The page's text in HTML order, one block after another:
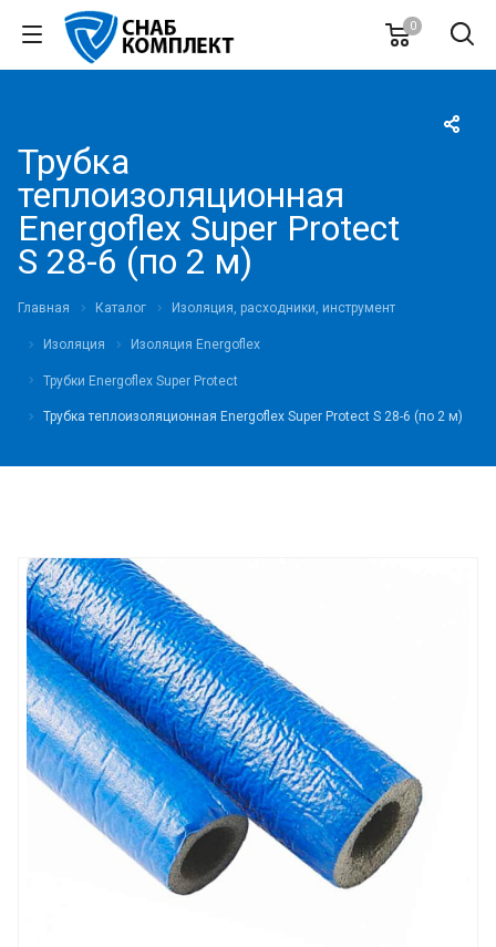
0
Трубка
теплоизоляционная
Energoflex Super Protect
S 28-6 (по 2 м)
Главная Каталог Изоляция, расходники, инструмент
Изоляция Изоляция Energoflex
Трубки Energoflex Super Protect
Трубка теплоизоляционная Energoflex Super Protect S 28-6 (по 2 м)